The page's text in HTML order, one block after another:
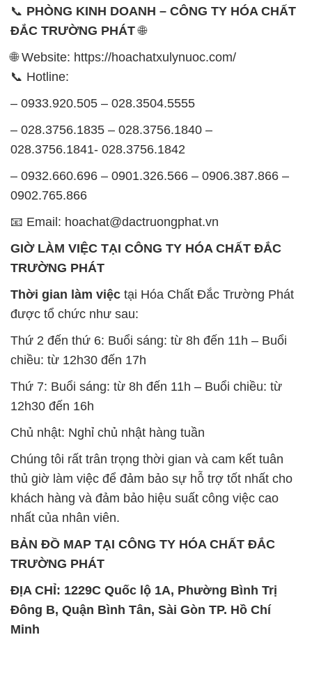
📞 PHÒNG KINH DOANH – CÔNG TY HÓA CHẤT
ĐẮC TRƯỜNG PHÁT🌐
🌐 Website: https://hoachatxulynuoc.com/
📞 Hotline:
– 0933.920.505 – 028.3504.5555
– 028.3756.1835 – 028.3756.1840 –
028.3756.1841- 028.3756.1842
– 0932.660.696 – 0901.326.566 – 0906.387.866 –
0902.765.866
📧 Email: hoachat@dactruongphat.vn
GIỜ LÀM VIỆC TẠI CÔNG TY HÓA CHẤT ĐẮC
TRƯỜNG PHÁT
Thời gian làm việc tại Hóa Chất Đắc Trường Phát
được tổ chức như sau:
Thứ 2 đến thứ 6: Buổi sáng: từ 8h đến 11h – Buổi
chiều: từ 12h30 đến 17h
Thứ 7: Buổi sáng: từ 8h đến 11h – Buổi chiều: từ
12h30 đến 16h
Chủ nhật: Nghỉ chủ nhật hàng tuần
Chúng tôi rất trân trọng thời gian và cam kết tuân
thủ giờ làm việc để đảm bảo sự hỗ trợ tốt nhất cho
khách hàng và đảm bảo hiệu suất công việc cao
nhất của nhân viên.
BẢN ĐỒ MAP TẠI CÔNG TY HÓA CHẤT ĐẮC
TRƯỜNG PHÁT
ĐỊA CHỈ: 1229C Quốc lộ 1A, Phường Bình Trị
Đông B, Quận Bình Tân, Sài Gòn TP. Hồ Chí
Minh